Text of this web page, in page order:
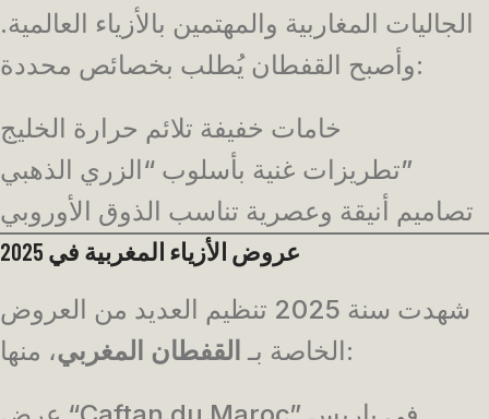
الجاليات المغاربية والمهتمين بالأزياء العالمية.
وأصبح القفطان يُطلب بخصائص محددة:
خامات خفيفة تلائم حرارة الخليج
تطريزات غنية بأسلوب “الزري الذهبي”
تصاميم أنيقة وعصرية تناسب الذوق الأوروبي
عروض الأزياء المغربية في 2025
شهدت سنة 2025 تنظيم العديد من العروض
الخاصة بـ القفطان المغربي
، منها: